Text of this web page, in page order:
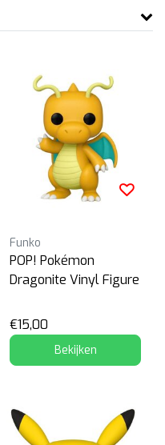
Funko
POP! Pokémon
Dragonite Vinyl Figure
€15,00
Bekijken